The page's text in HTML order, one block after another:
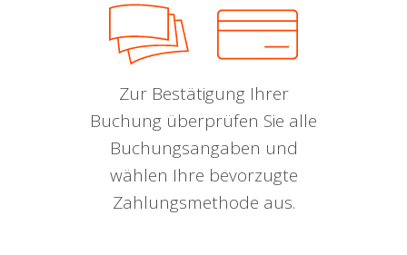
Zur Bestätigung Ihrer
Buchung überprüfen Sie alle
Buchungsangaben und
wählen Ihre bevorzugte
Zahlungsmethode aus.